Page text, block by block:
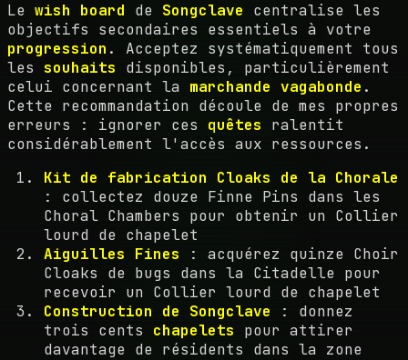
Le wish board de Songclave centralise les
objectifs secondaires essentiels à votre
progression . Acceptez systématiquement tous
les souhaits disponibles, particulièrement
celui concernant la marchande vagabonde .
Cette recommandation découle de mes propres
erreurs : ignorer ces quêtes ralentit
considérablement l'accès aux ressources.
Kit de fabrication Cloaks de la Chorale
: collectez douze Finne Pins dans les
Choral Chambers pour obtenir un Collier
lourd de chapelet
Aiguilles Fines : acquérez quinze Choir
Cloaks de bugs dans la Citadelle pour
recevoir un Collier lourd de chapelet
Construction de Songclave : donnez
trois cents chapelets pour attirer
davantage de résidents dans la zone